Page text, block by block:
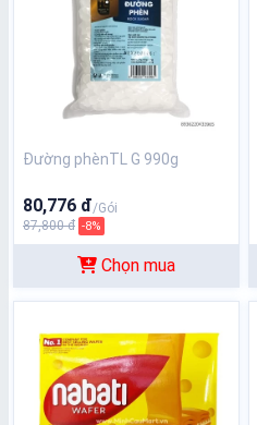
Đường phènTL G 990g
80,776 đ/Gói
87,800 đ -8%
Chọn mua